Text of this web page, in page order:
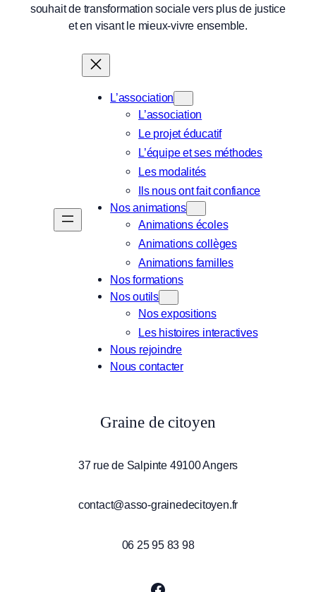
souhait de transformation sociale vers plus de justice
et en visant le mieux-vivre ensemble.
L’association
L’association
Le projet éducatif
L’équipe et ses méthodes
Les modalités
Ils nous ont fait confiance
Nos animations
Animations écoles
Animations collèges
Animations familles
Nos formations
Nos outils
Nos expositions
Les histoires interactives
Nous rejoindre
Nous contacter
Graine de citoyen
37 rue de Salpinte 49100 Angers
contact@asso-grainedecitoyen.fr
06 25 95 83 98